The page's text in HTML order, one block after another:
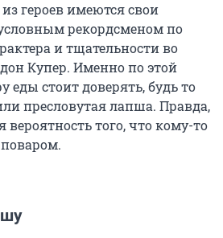
героев имеются свои
рекордсменом по
и тщательности во
Купер. Именно по этой
еды стоит доверять, будь то
пресловутая лапша. Правда,
вероятность того, что кому-то
поваром.